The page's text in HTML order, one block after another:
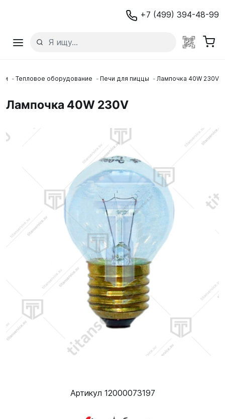
+7 (499) 394-48-99
Тепловое оборудование Печи для пиццы Лампочка 40W 230V
Лампочка 40W 230V
Артикул 12000073197